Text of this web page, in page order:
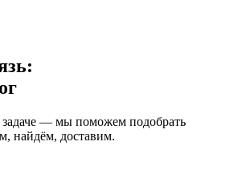
задаче — мы поможем подобрать
найдём, доставим.